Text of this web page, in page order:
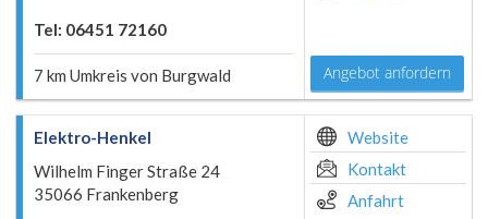
Tel: 06451 72160
7 km Umkreis von Burgwald Angebot anfordern
Elektro-Henkel
Wilhelm Finger Straße 24
35066 Frankenberg
Website
Kontakt
Anfahrt